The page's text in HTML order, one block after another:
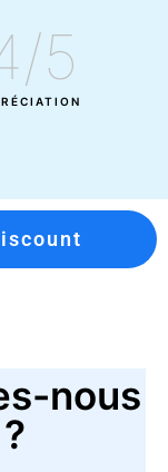
/5
nous